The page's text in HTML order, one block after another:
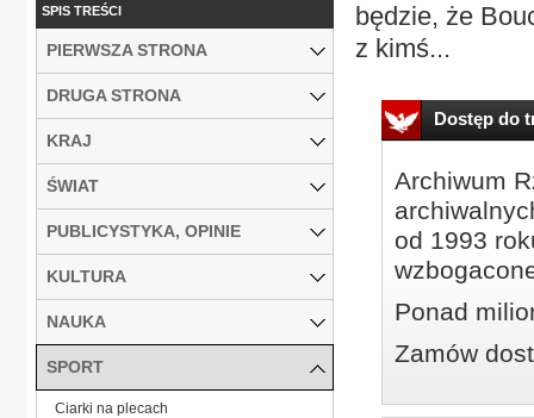
będzie, że
z kimś...
Dostęp do
Archiwum
od 1993
Ponad
Zamów
SPIS TREŚCI
PIERWSZA STRONA
DRUGA STRONA
KRAJ
ŚWIAT
PUBLICYSTYKA, OPINIE
KULTURA
NAUKA
SPORT
Ciarki na plecach